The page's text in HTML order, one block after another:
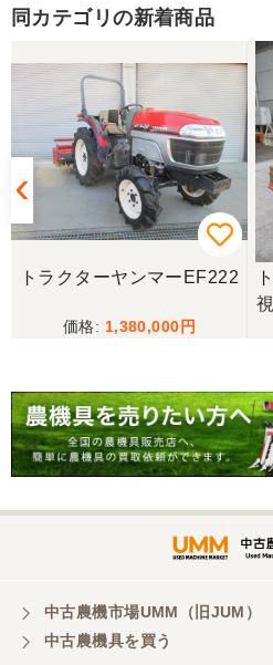
広島県／枝豆
事前対応も丁寧で何回か
して購入させていただき
寧に使い方などを丁寧に
ったです。最高の買い物
広島県／うっちー
心地よい取引ができまし
またお願いします。また
りがとうございました。
での対応もよく、気持ち
同カテゴリの新着商品
トラクターヤンマーEF222
1,380,000
中古農機市場UMM（旧JUM）
中古農機具を買う